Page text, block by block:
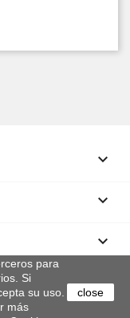



para
Si
su uso.
más
close